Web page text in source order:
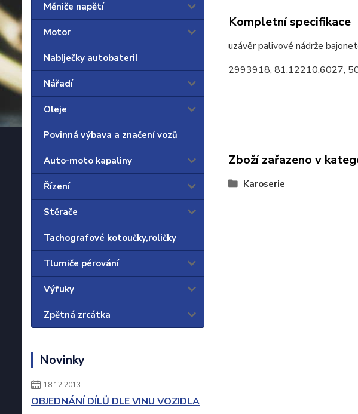
Měniče napětí
Motor
Nabíječky autobaterií
Nářadí
Oleje
Povinná výbava a značení vozů
Auto-moto kapaliny
Řízení
Stěrače
Tachografové kotoučky,roličky
Tlumiče pérování
Výfuky
Zpětná zrcátka
Novinky
18.12.2013
OBJEDNÁNÍ DÍLŮ DLE VINU VOZIDLA
Kompletní specifikace
uzávěr palivové nádrže
2993918, 81.12210.6027,
Zboží zařazeno v
Karoserie